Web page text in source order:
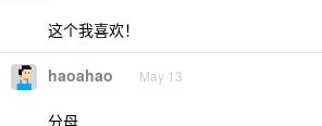
这个我喜欢！
haoahao May 13
分母